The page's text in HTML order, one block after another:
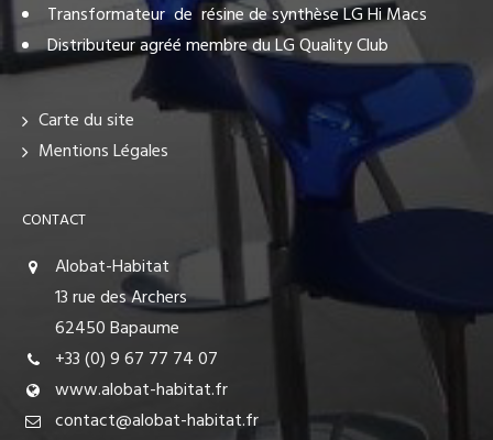
Transformateur de résine de synthèse LG Hi Macs
Distributeur agréé membre du LG Quality Club
Carte du site
Mentions Légales
CONTACT
Alobat-Habitat
13 rue des Archers
62450 Bapaume
+33 (0) 9 67 77 74 07
www.alobat-habitat.fr
contact@alobat-habitat.fr